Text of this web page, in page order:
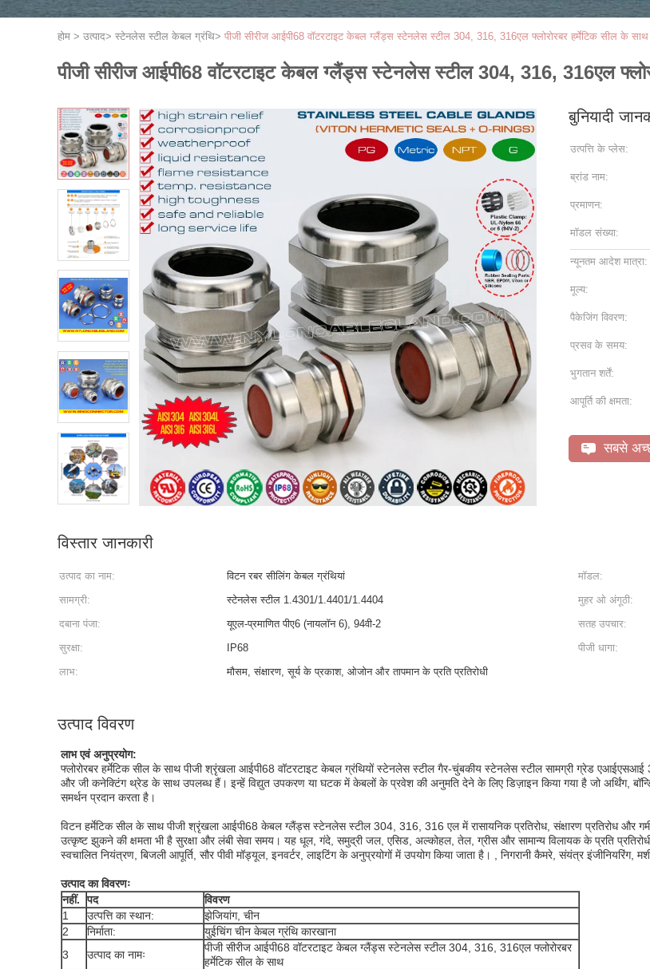
होम > उत्पाद> स्टेनलेस स्टील केबल ग्रंथि> पीजी सीरीज आईपी68 वॉटरटाइट केबल ग्लैंड्स स्टेनलेस स्टील 304, 316, 316एल फ्लोरोरबर हर्मेटिक सील के साथ
पीजी सीरीज आईपी68 वॉटरटाइट केबल ग्लैंड्स स्टेनलेस स्टील 304, 316, 316एल
बुनियादी
उत्पत्ति के प्लेस:
ब्रांड नाम:
प्रमाणन:
मॉडल संख्या:
न्यूनतम आदेश मात्रा:
मूल्य:
पैकेजिंग विवरण:
प्रसव के समय:
भुगतान शर्तें:
आपूर्ति की क्षमता:
सबसे
विस्तार जानकारी
उत्पाद का नाम: विटन रबर सीलिंग केबल ग्रंथियां मॉडल:
सामग्री:
स्टेनलेस स्टील 1.4301/1.4401/1.4404 मुहर ओ अंगूठी:
दबाना पंजा:
यूएल-प्रमाणित पीए6 (नायलॉन 6), 94वी-2 सतह उपचार:
सुरक्षा:
IP68 पीजी धागा:
लाभ:
मौसम, संक्षारण, सूर्य के प्रकाश, ओजोन और तापमान के प्रति प्रतिरोधी
उत्पाद विवरण
लाभ एवं अनुप्रयोग:
फ्लोरोरबर हर्मेटिक सील के साथ पीजी श्रृंखला आईपी68 वॉटरटाइट केबल ग्रंथियों स्टेनलेस स्टील गैर-चुंबकीय स्टेनलेस स्टील सामग्री ग्रेड
और जी कनेक्टिंग थ्रेड के साथ उपलब्ध हैं। इन्हें विद्युत उपकरण या घटक में केबलों के प्रवेश की अनुमति देने के लिए डिज़ाइन किया गया है जो अर्थिंग,
समर्थन प्रदान करता है।
विटन हर्मेटिक सील के साथ पीजी श्रृंखला आईपी68 केबल ग्लैंड्स स्टेनलेस स्टील 304, 316, 316 एल में रासायनिक प्रतिरोध, संक्षारण प्रतिरोध और
उत्कृष्ट झुकने की क्षमता भी है सुरक्षा और लंबी सेवा समय। यह धूल, गंदे, समुद्री जल, एसिड, अल्कोहल, तेल, ग्रीस और सामान्य विलायक के प्रति
स्वचालित नियंत्रण, बिजली आपूर्ति, सौर पीवी मॉड्यूल, इनवर्टर, लाइटिंग के अनुप्रयोगों में उपयोग किया जाता है। , निगरानी कैमरे, संयंत्र इंजीनियरिंग,
उत्पाद का विवरणः
नहीं.
पद
विवरण
1
उत्पत्ति का स्थान:
झेजियांग, चीन
2
निर्माता:
युईचिंग चीन केबल ग्रंथि कारखाना
3
उत्पाद का नामः
पीजी सीरीज आईपी68 वॉटरटाइट केबल ग्लैंड्स स्टेनलेस स्टील 304, 316, 316एल फ्लोरोरबर
हर्मेटिक सील के साथ